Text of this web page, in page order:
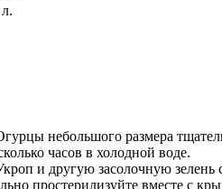
небольшого размера
часов в холодной воде.
и другую засолочную зелень
простерилизуйте вместе с